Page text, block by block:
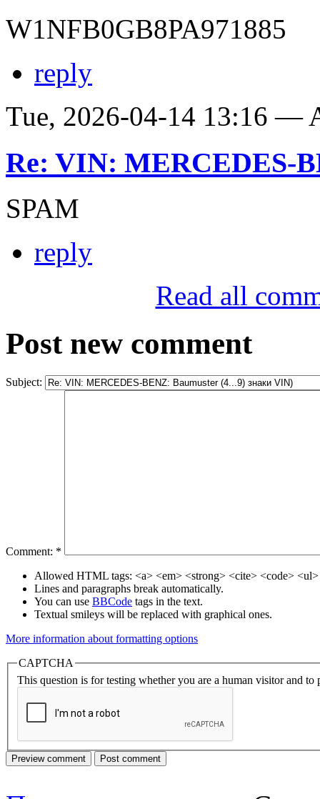
W1NFB0GB8PA971885
reply
Tue, 2026-04-14 13:16 —
Re: VIN: MERCEDES-
SPAM
reply
Read all
Post new comment
Subject:
Comment: *
Allowed HTML tags: <a> <em> <strong> <cite> <code>
Lines and paragraphs break automatically.
You can use BBCode tags in the text.
Textual smileys will be replaced with graphical ones.
More information about formatting options
CAPTCHA
This question is for testing whether you are a human visitor and to